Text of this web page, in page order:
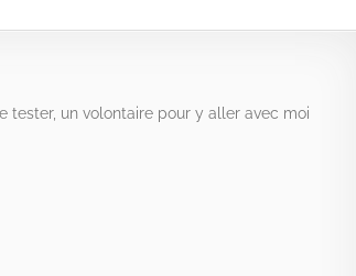
tester, un volontaire pour y aller avec moi